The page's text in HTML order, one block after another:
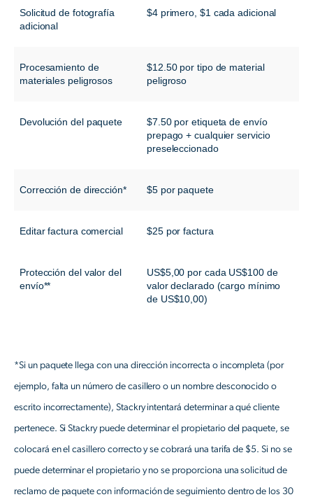
Solicitud de fotografía
adicional
$4 primero, $1 cada adicional
Procesamiento de
materiales peligrosos
$12.50 por tipo de material
peligroso
Devolución del paquete
$7.50 por etiqueta de envío
prepago + cualquier servicio
preseleccionado
Corrección de dirección* $5 por paquete
Editar factura comercial $25 por factura
Protección del valor del
envío**
US$5,00 por cada US$100 de
valor declarado (cargo mínimo
de US$10,00)
*Si un paquete llega con una dirección incorrecta o incompleta (por
ejemplo, falta un número de casillero o un nombre desconocido o
escrito incorrectamente), Stackry intentará determinar a qué cliente
pertenece. Si Stackry puede determinar el propietario del paquete, se
colocará en el casillero correcto y se cobrará una tarifa de $5. Si no se
puede determinar el propietario y no se proporciona una solicitud de
reclamo de paquete con información de seguimiento dentro de los 30